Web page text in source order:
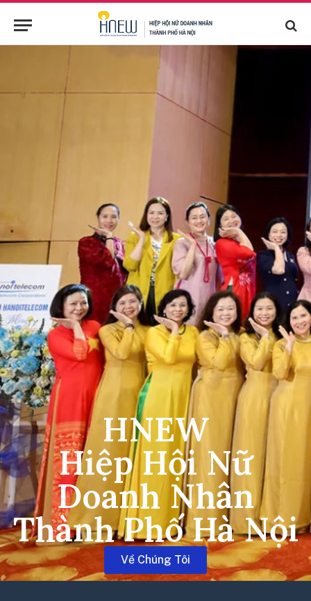
HNEW
Hiệp Hội Nữ
Doanh Nhân
Thành Phố Hà Nội
Về Chúng Tôi